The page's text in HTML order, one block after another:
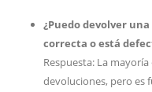
¿Puedo devolver una
correcta o está
Respuesta: La
devoluciones, pero es